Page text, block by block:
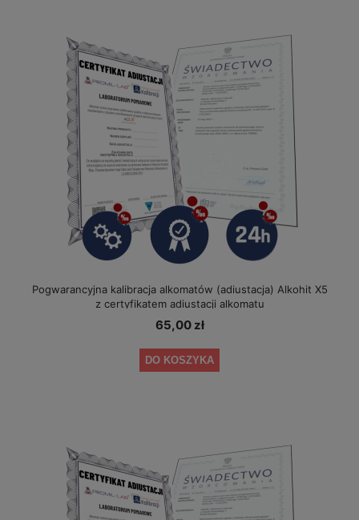
Pogwarancyjna kalibracja alkomatów (adiustacja) Alkohit X5
z certyfikatem adiustacji alkomatu
65,00 zł
DO KOSZYKA